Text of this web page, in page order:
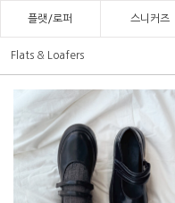
플랫/로퍼 스니커즈
Flats & Loafers